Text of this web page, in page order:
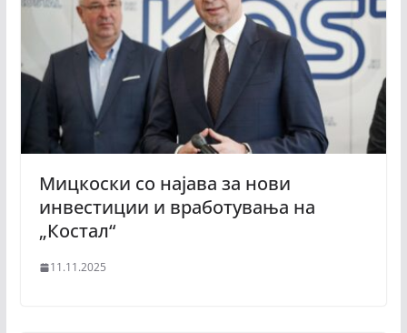
Мицкоски со најава за нови
инвестиции и вработувања на
„Костал“
11.11.2025